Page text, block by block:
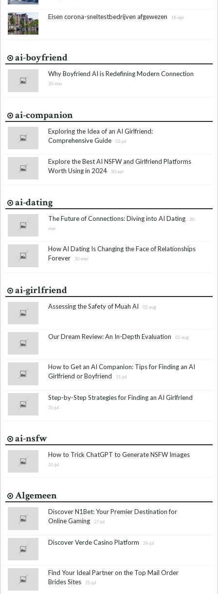
Eisen corona-sneltestbedrijven afgewezen 16-apr
ai-boyfriend
Why Boyfriend AI is Redefining Modern Connection
30-mei
ai-companion
Exploring the Idea of an AI Girlfriend:
Comprehensive Guide
02-jul
Explore the Best AI NSFW and Girlfriend Platforms
Worth Using in 2024
30-apr
ai-dating
The Future of Connections: Diving into AI Dating
30-
mei
How AI Dating Is Changing the Face of Relationships
Forever
30-mei
ai-girlfriend
Assessing the Safety of Muah AI 02-aug
Our Dream Review: An In-Depth Evaluation 02-aug
How to Get an AI Companion: Tips for Finding an AI
Girlfriend or Boyfriend
31-jul
Step-by-Step Strategies for Finding an AI Girlfriend
31-jul
ai-nsfw
How to Trick ChatGPT to Generate NSFW Images
31-jul
Algemeen
Discover N1Bet: Your Premier Destination for
Online Gaming
27-jul
Discover Verde Casino Platform 26-jul
Find Your Ideal Partner on the Top Mail Order
Brides Sites
25-jul